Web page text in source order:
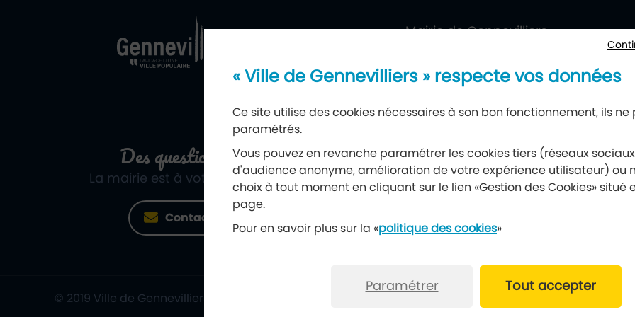
Mairie de Gennevilliers
177, avenue Gabriel-Péri, 92230 Gennevilliers
Des questions ?
La mairie est à votre écoute
Contact
Newsletter
Recevez notre lettre d’information
© 2019 Ville de Gennevilliers
« Ville de Gennevilliers » respecte vos données
Ce site utilise des cookies nécessaires à son bon fonctionnement, ils ne
paramétrés.
Vous pouvez en revanche paramétrer les cookies tiers (réseaux
d'audience anonyme, amélioration de votre expérience utilisateur) ou
choix à tout moment en cliquant sur le lien «Gestion des Cookies» situé
page.
Pour en savoir plus sur la «politique des cookies»
Tout accepter
Paramétrer